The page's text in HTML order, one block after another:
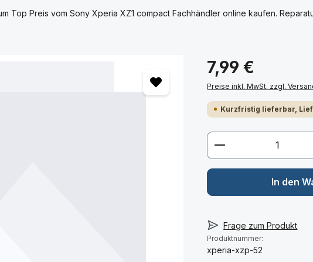
Top Preis vom Sony Xperia XZ1 compact Fachhändler online kaufen.
7,99 €
Preise inkl. MwSt. zzgl.
Kurzfristig lieferbar,
Produkt
In den
Frage zum Produkt
Produktnummer:
xperia-xzp-52